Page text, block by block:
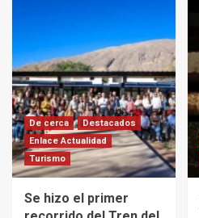
De cerca
Destacados
Enlace Actualidad
Turismo
Se hizo el primer